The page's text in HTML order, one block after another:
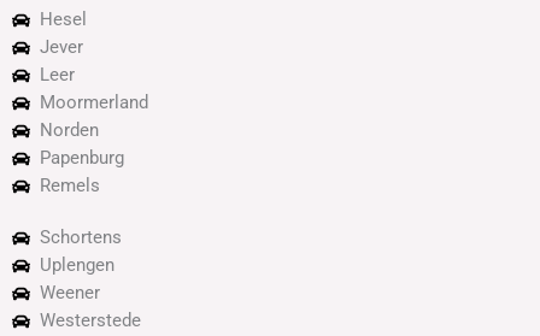
Hesel
Jever
Leer
Moormerland
Norden
Papenburg
Remels
Schortens
Uplengen
Weener
Westerstede